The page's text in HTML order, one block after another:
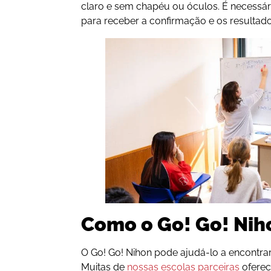
claro e sem chapéu ou óculos. É
para receber a confirmação e os
Como o Go! Go!
O Go! Go! Nihon pode ajudá-lo a
Muitas de nossas escolas parceiras